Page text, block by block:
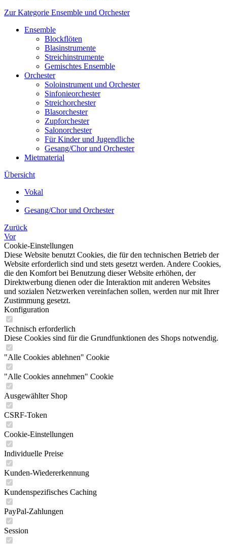
Zur Kategorie Ensemble und Orchester
Ensemble
Blockflöten
Blasinstrumente
Streichinstrumente
Gemischtes Ensemble
Orchester
Soloinstrument und Orchester
Sinfonieorchester
Streichorchester
Blasorchester
Zupforchester
Salonorchester
Für Kinder und Jugendliche
Gesang/Chor und Orchester
Mietmaterial
Übersicht
Vokal
Gesang/Chor und Orchester
Zurück
Vor
Cookie-Einstellungen
Diese Website benutzt Cookies, die für den technischen Betrieb der
Website erforderlich sind und stets gesetzt werden. Andere Cookies,
die den Komfort bei Benutzung dieser Website erhöhen, der
Direktwerbung dienen oder die Interaktion mit anderen Websites
und sozialen Netzwerken vereinfachen sollen, werden nur mit Ihrer
Zustimmung gesetzt.
Konfiguration
Technisch erforderlich
Diese Cookies sind für die Grundfunktionen des Shops notwendig.
"Alle Cookies ablehnen" Cookie
"Alle Cookies annehmen" Cookie
Ausgewählter Shop
CSRF-Token
Cookie-Einstellungen
Individuelle Preise
Kunden-Wiedererkennung
Kundenspezifisches Caching
PayPal-Zahlungen
Session